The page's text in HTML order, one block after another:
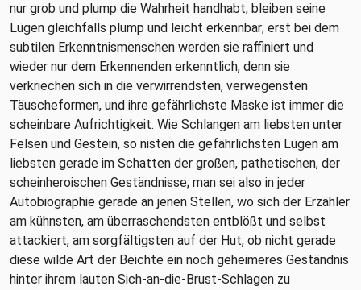
nur grob und plump die Wahrheit handhabt, bleiben seine
Lügen gleichfalls plump und leicht erkennbar; erst bei dem
subtilen Erkenntnismenschen werden sie raffiniert und
wieder nur dem Erkennenden erkenntlich, denn sie
verkriechen sich in die verwirrendsten, verwegensten
Täuscheformen, und ihre gefährlichste Maske ist immer die
scheinbare Aufrichtigkeit. Wie Schlangen am liebsten unter
Felsen und Gestein, so nisten die gefährlichsten Lügen am
liebsten gerade im Schatten der großen, pathetischen, der
scheinheroischen Geständnisse; man sei also in jeder
Autobiographie gerade an jenen Stellen, wo sich der Erzähler
am kühnsten, am überraschendsten entblößt und selbst
attackiert, am sorgfältigsten auf der Hut, ob nicht gerade
diese wilde Art der Beichte ein noch geheimeres Geständnis
hinter ihrem lauten Sich-an-die-Brust-Schlagen zu